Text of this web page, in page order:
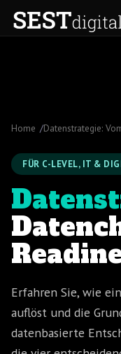
Zum
Inhalt
Home Datenstrategie:
FÜR C-LEVEL, IT &
Erfahren Sie, wie
auflöst und die
datenbasierte